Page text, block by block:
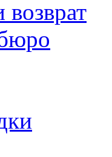
возврат